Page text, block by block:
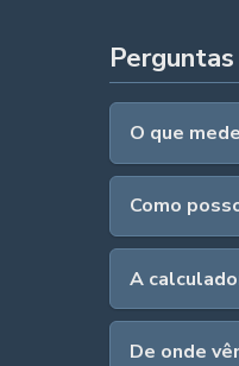
O que
Como
A
De onde